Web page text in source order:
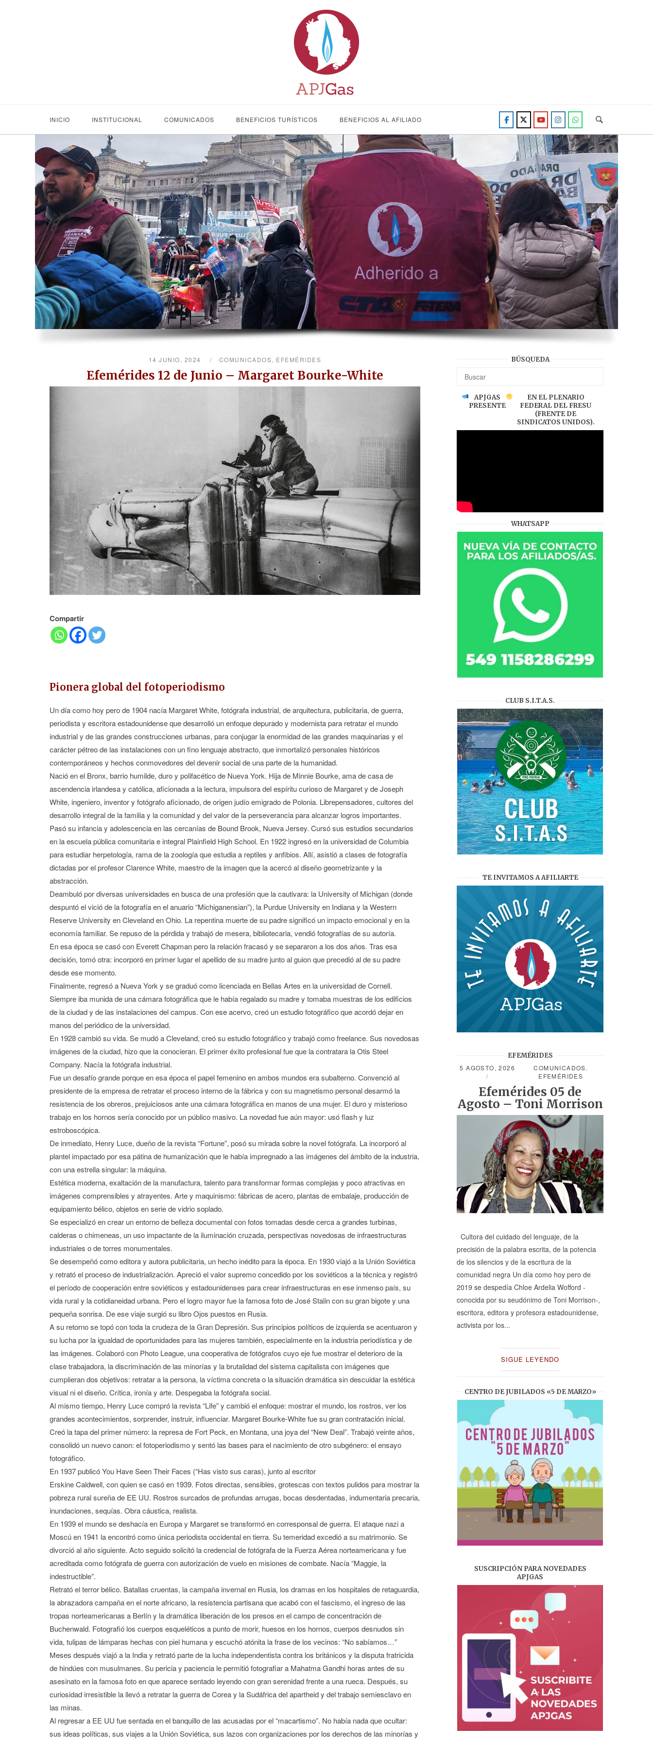
INICIO INSTITUCIONAL COMUNICADOS BENEFICIOS TURÍSTICOS BENEFICIOS AL AFILIADO
14 JUNIO, 2024 COMUNICADOS, EFEMÉRIDES
Efemérides 12 de Junio – Margaret Bourke-White
Compartir
Pionera global del fotoperiodismo
Un día como hoy pero de 1904 nacía Margaret White, fotógrafa industrial, de arquitectura, publicitaria, de guerra,
periodista y escritora estadounidense que desarrolló un enfoque depurado y modernista para retratar el mundo
industrial y de las grandes construcciones urbanas, para conjugar la enormidad de las grandes maquinarias y el
carácter pétreo de las instalaciones con un fino lenguaje abstracto, que inmortalizó personales históricos
contemporáneos y hechos conmovedores del devenir social de una parte de la humanidad.
Nació en el Bronx, barrio humilde, duro y polifacético de Nueva York. Hija de Minnie Bourke, ama de casa de
ascendencia irlandesa y católica, aficionada a la lectura, impulsora del espíritu curioso de Margaret y de Joseph
White, ingeniero, inventor y fotógrafo aficionado, de origen judío emigrado de Polonia. Librepensadores, cultores del
desarrollo integral de la familia y la comunidad y del valor de la perseverancia para alcanzar logros importantes.
Pasó su infancia y adolescencia en las cercanías de Bound Brook, Nueva Jersey. Cursó sus estudios secundarios
en la escuela pública comunitaria e integral Plainfield High School. En 1922 ingresó en la universidad de Columbia
para estudiar herpetología, rama de la zoología que estudia a reptiles y anfibios. Allí, asistió a clases de fotografía
dictadas por el profesor Clarence White, maestro de la imagen que la acercó al diseño geometrizante y la
abstracción.
Deambuló por diversas universidades en busca de una profesión que la cautivara: la University of Michigan (donde
despuntó el vició de la fotografía en el anuario “Michiganensian”), la Purdue University en Indiana y la Western
Reserve University en Cleveland en Ohio. La repentina muerte de su padre significó un impacto emocional y en la
economía familiar. Se repuso de la pérdida y trabajó de mesera, bibliotecaria, vendió fotografías de su autoría.
En esa época se casó con Everett Chapman pero la relación fracasó y se separaron a los dos años. Tras esa
decisión, tomó otra: incorporó en primer lugar el apellido de su madre junto al guion que precedió al de su padre
desde ese momento.
Finalmente, regresó a Nueva York y se graduó como licenciada en Bellas Artes en la universidad de Cornell.
Siempre iba munida de una cámara fotográfica que le había regalado su madre y tomaba muestras de los edificios
de la ciudad y de las instalaciones del campus. Con ese acervo, creó un estudio fotográfico que acordó dejar en
manos del periódico de la universidad.
En 1928 cambió su vida. Se mudó a Cleveland, creó su estudio fotográfico y trabajó como freelance. Sus novedosas
imágenes de la ciudad, hizo que la conocieran. El primer éxito profesional fue que la contratara la Otis Steel
Company. Nacía la fotógrafa industrial.
Fue un desafío grande porque en esa época el papel femenino en ambos mundos era subalterno. Convenció al
presidente de la empresa de retratar el proceso interno de la fábrica y con su magnetismo personal desarmó la
resistencia de los obreros, prejuiciosos ante una cámara fotográfica en manos de una mujer. El duro y misterioso
trabajo en los hornos sería conocido por un público masivo. La novedad fue aún mayor: usó flash y luz
estroboscópica.
De inmediato, Henry Luce, dueño de la revista “Fortune”, posó su mirada sobre la novel fotógrafa. La incorporó al
plantel impactado por esa pátina de humanización que le había impregnado a las imágenes del ámbito de la industria,
con una estrella singular: la máquina.
Estética moderna, exaltación de la manufactura, talento para transformar formas complejas y poco atractivas en
imágenes comprensibles y atrayentes. Arte y maquinismo: fábricas de acero, plantas de embalaje, producción de
equipamiento bélico, objetos en serie de vidrio soplado.
Se especializó en crear un entorno de belleza documental con fotos tomadas desde cerca a grandes turbinas,
calderas o chimeneas, un uso impactante de la iluminación cruzada, perspectivas novedosas de infraestructuras
industriales o de torres monumentales.
Se desempeñó como editora y autora publicitaria, un hecho inédito para la época. En 1930 viajó a la Unión Soviética
y retrató el proceso de industrialización. Apreció el valor supremo concedido por los soviéticos a la técnica y registró
el período de cooperación entre soviéticos y estadounidenses para crear infraestructuras en ese inmenso país, su
vida rural y la cotidianeidad urbana. Pero el logro mayor fue la famosa foto de José Stalin con su gran bigote y una
pequeña sonrisa. De ese viaje surgió su libro Ojos puestos en Rusia.
A su retorno se topó con toda la crudeza de la Gran Depresión. Sus principios políticos de izquierda se acentuaron y
su lucha por la igualdad de oportunidades para las mujeres también, especialmente en la industria periodística y de
las imágenes. Colaboró con Photo League, una cooperativa de fotógrafos cuyo eje fue mostrar el deterioro de la
clase trabajadora, la discriminación de las minorías y la brutalidad del sistema capitalista con imágenes que
cumplieran dos objetivos: retratar a la persona, la víctima concreta o la situación dramática sin descuidar la estética
visual ni el diseño. Crítica, ironía y arte. Despegaba la fotógrafa social.
Al mismo tiempo, Henry Luce compró la revista “Life” y cambió el enfoque: mostrar el mundo, los rostros, ver los
grandes acontecimientos, sorprender, instruir, influenciar. Margaret Bourke-White fue su gran contratación inicial.
Creó la tapa del primer número: la represa de Fort Peck, en Montana, una joya del “New Deal”. Trabajó veinte años,
consolidó un nuevo canon: el fotoperiodismo y sentó las bases para el nacimiento de otro subgénero: el ensayo
fotográfico.
En 1937 publicó You Have Seen Their Faces (“Has visto sus caras), junto al escritor
Erskine Caldwell, con quien se casó en 1939. Fotos directas, sensibles, grotescas con textos pulidos para mostrar la
pobreza rural sureña de EE UU. Rostros surcados de profundas arrugas, bocas desdentadas, indumentaria precaria,
inundaciones, sequías. Obra cáustica, realista.
En 1939 el mundo se deshacía en Europa y Margaret se transformó en corresponsal de guerra. El ataque nazi a
Moscú en 1941 la encontró como única periodista occidental en tierra. Su temeridad excedió a su matrimonio. Se
divorció al año siguiente. Acto seguido solicitó la credencial de fotógrafa de la Fuerza Aérea norteamericana y fue
acreditada como fotógrafa de guerra con autorización de vuelo en misiones de combate. Nacía “Maggie, la
indestructible”.
Retrató el terror bélico. Batallas cruentas, la campaña invernal en Rusia, los dramas en los hospitales de retaguardia,
la abrazadora campaña en el norte africano, la resistencia partisana que acabó con el fascismo, el ingreso de las
tropas norteamericanas a Berlín y la dramática liberación de los presos en el campo de concentración de
Buchenwald. Fotografió los cuerpos esqueléticos a punto de morir, huesos en los hornos, cuerpos desnudos sin
vida, tulipas de lámparas hechas con piel humana y escuchó atónita la frase de los vecinos: “No sabíamos…”
Meses después viajó a la India y retrató parte de la lucha independentista contra los británicos y la disputa fratricida
de hindúes con musulmanes. Su pericia y paciencia le permitió fotografiar a Mahatma Gandhi horas antes de su
asesinato en la famosa foto en que aparece sentado leyendo con gran serenidad frente a una rueca. Después, su
curiosidad irresistible la llevó a retratar la guerra de Corea y la Sudáfrica del apartheid y del trabajo semiesclavo en
las minas.
Al regresar a EE UU fue sentada en el banquillo de las acusadas por el “macartismo”. No había nada que ocultar:
sus ideas políticas, sus viajes a la Unión Soviética, sus lazos con organizaciones por los derechos de las minorías y
BÚSQUEDA
APJGAS
PRESENTE
EN EL PLENARIO
FEDERAL DEL FRESU
(FRENTE DE
SINDICATOS UNIDOS).
WHATSAPP
CLUB S.I.T.A.S.
TE INVITAMOS A AFILIARTE
EFEMÉRIDES
5 AGOSTO, 2026
COMUNICADOS,
EFEMÉRIDES
Efemérides 05 de
Agosto – Toni Morrison
Cultora del cuidado del lenguaje, de la
precisión de la palabra escrita, de la potencia
de los silencios y de la escritura de la
comunidad negra Un día como hoy pero de
2019 se despedía Chloe Ardelia Wofford -
conocida por su seudónimo de Toni Morrison-,
escritora, editora y profesora estadounidense,
activista por los...
SIGUE LEYENDO
CENTRO DE JUBILADOS «5 DE MARZO»
SUSCRIPCIÓN PARA NOVEDADES
APJGAS